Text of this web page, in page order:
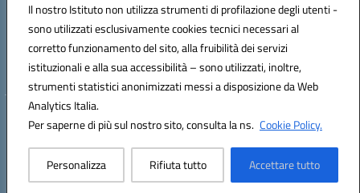
Il nostro Istituto non utilizza strumenti di profilazione degli utenti -
sono utilizzati esclusivamente cookies tecnici necessari al
corretto funzionamento del sito, alla fruibilità dei servizi
istituzionali e alla sua accessibilità – sono utilizzati, inoltre,
strumenti statistici anonimizzati messi a disposizione da Web
Analytics Italia.
Per saperne di più sul nostro sito, consulta la ns. Cookie Policy.
Personalizza Rifiuta tutto Accettare tutto
Posta elettronica certificata (PEC):ssic820006@pec.istruzione.it
Codice fiscale: 81000530907
Codice meccanografico: SSIC820006
Hosting & Powered by 3D Solution S.r.l.
Concept & Design by Designers Italia